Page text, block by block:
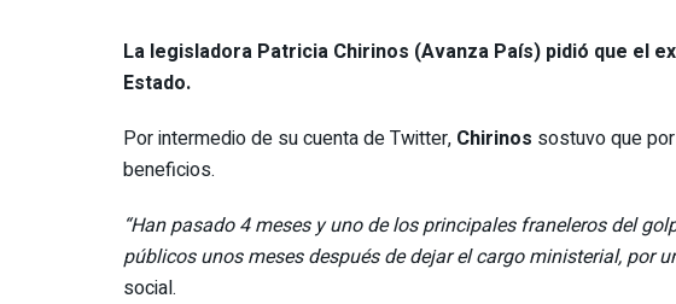
La legisladora Patricia Chirinos (Avanza País) pidió que el
Estado.
Por intermedio de su cuenta de Twitter, Chirinos sostuvo que
beneficios.
“Han pasado 4 meses y uno de los principales franeleros del
públicos unos meses después de dejar el cargo ministerial, por
social.